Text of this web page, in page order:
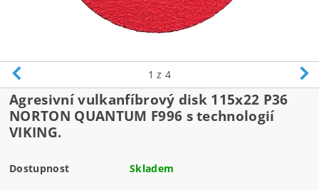
1 z 4
Agresivní vulkanfíbrový disk 115x22 P36
NORTON QUANTUM F996 s technologií
VIKING.
Dostupnost Skladem